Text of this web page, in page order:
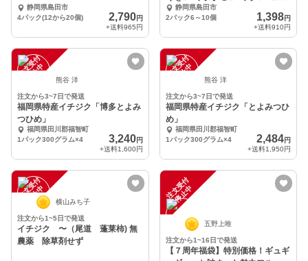
静岡県島田市
4パック(12から20個)
2,790円
+送料965円
で700g前後◎
静岡県島田市
2パック6～10個
1,398円
+送料910円
注
文
受
付
停
止
中 熊谷 洋
注文から3~7日で発送
福岡県特産イチジク「博多とよみ
つひめ」
福岡県田川郡福智町
1パック300グラム×4
3,240円
+送料1,600円
注
文
受
付
停
止
中 熊谷 洋
注文から3~7日で発送
福岡県特産イチジク「とよみつひ
め」
福岡県田川郡福智町
1パック300グラム×4
2,484円
+送料1,950円
注
文
受
付
停
止
中 横山みち子
注文から1~5日で発送
イチジク 〜（尾道 蓬莱柿) 無
農薬 除草剤せず
注
文
受
付
停
止
中
五野上唯
注文から1~16日で発送
【７周年福袋】特別価格！ギュギ